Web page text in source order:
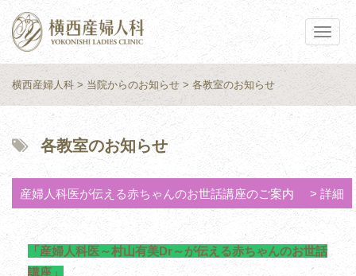
Toggle
横西産婦人科 > 当院からのお知らせ > 各教室のお知らせ
各教室のお知らせ
産婦人科医が伝える赤ちゃんのお世話講座のご案内 詳細
「産婦人科医～村山有美Dr～が伝える赤ちゃんのお世話
講座」